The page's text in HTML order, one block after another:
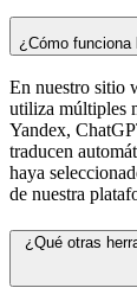
¿Cómo
En nuestro sitio
utiliza múltiples
Yandex,
traducen
haya
de nuestra
¿Qué otras